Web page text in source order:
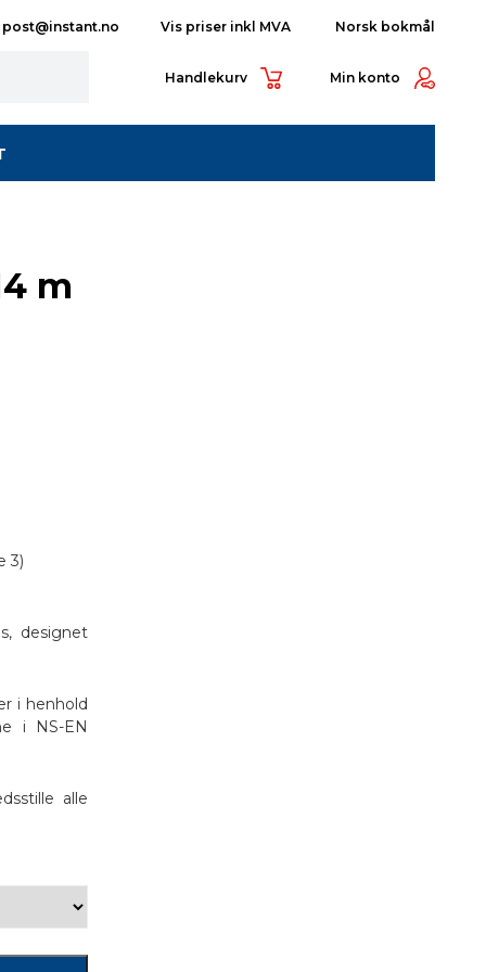
post@instant.no Norsk bokmål
Handlekurv Min konto
m
3)
designet
i henhold
i NS-EN
alle